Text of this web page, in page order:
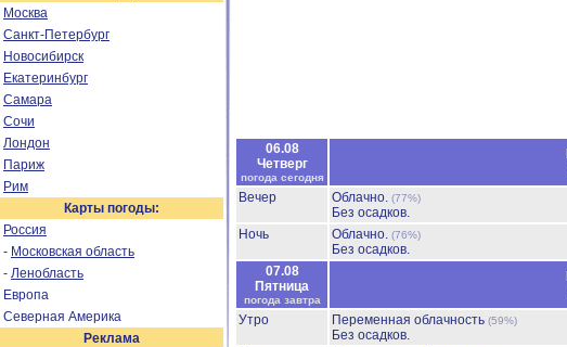
Москва
Санкт-Петербург
Новосибирск
Екатеринбург
Самара
Сочи
Лондон
Париж
Рим
Карты погоды:
Россия
- Московская область
- Ленобласть
Европа
Северная Америка
Реклама
06.08
Четверг
погода сегодня
Вечер Облачно. (77%)
Без осадков.
Ночь
Облачно. (76%)
Без осадков.
07.08
Пятница
погода завтра
Утро Переменная облачность (59%)
Без осадков.